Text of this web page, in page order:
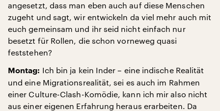
angesetzt, dass man eben auch auf diese Menschen
zugeht und sagt, wir entwickeln da viel mehr auch mit
euch gemeinsam und ihr seid nicht einfach nur
besetzt für Rollen, die schon vorneweg quasi
feststehen?
Montag: Ich bin ja kein Inder – eine indische Realität
und eine Migrationsrealität, sei es auch im Rahmen
einer Culture-Clash-Komödie, kann ich mir also nicht
aus einer eigenen Erfahrung heraus erarbeiten. Da